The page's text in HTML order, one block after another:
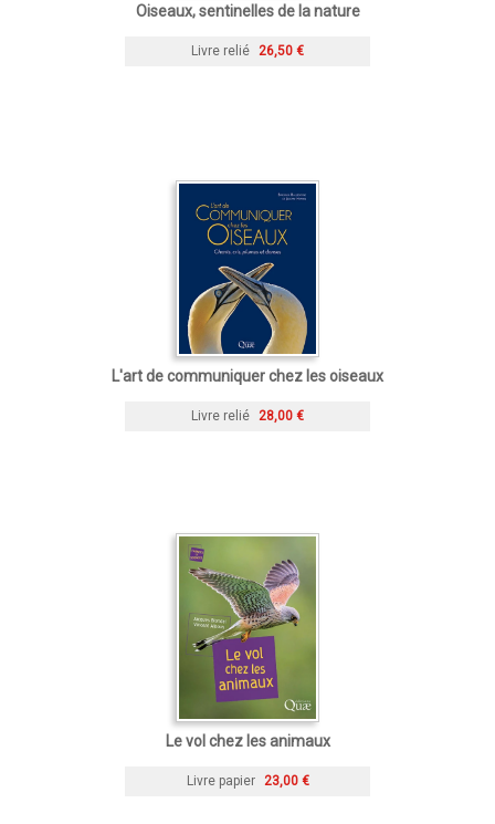
Oiseaux, sentinelles de la nature
Livre relié 26,50 €
L'art de communiquer chez les oiseaux
Livre relié 28,00 €
Le vol chez les animaux
Livre papier 23,00 €